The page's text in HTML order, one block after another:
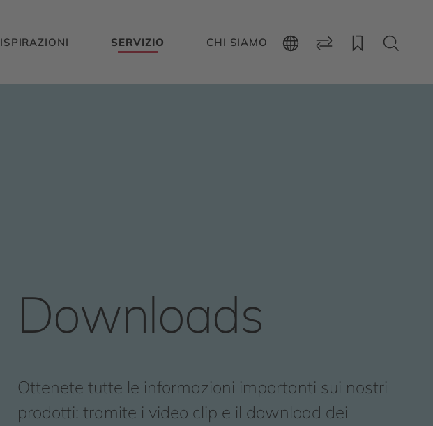
ISPIRAZIONI SERVIZIO CHI SIAMO
Downloads
Ottenete tutte le informazioni importanti sui nostri
prodotti: tramite i video clip e il download dei